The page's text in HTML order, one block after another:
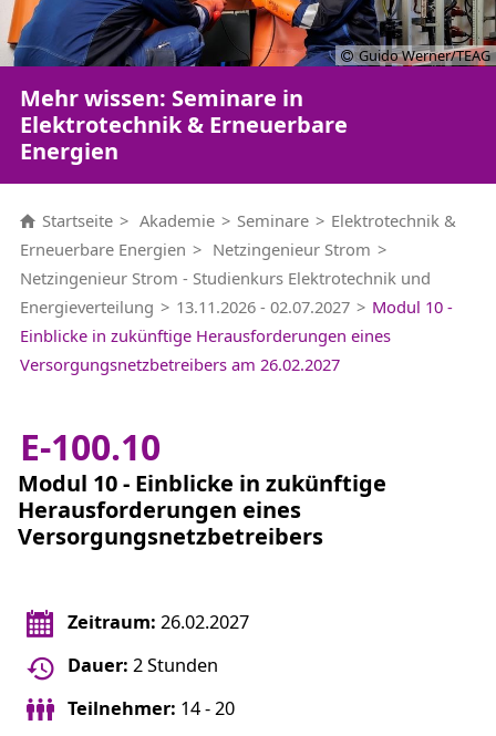
Guido Werner/TEAG
Mehr wissen: Seminare in
Elektrotechnik & Erneuerbare
Energien
Startseite Akademie Seminare
Elektrotechnik &
Erneuerbare Energien
Netzingenieur Strom
Netzingenieur Strom - Studienkurs Elektrotechnik und
Energieverteilung
13.11.2026 - 02.07.2027
Modul 10 -
Einblicke in zukünftige Herausforderungen eines
Versorgungsnetzbetreibers am 26.02.2027
E-100.10
Modul 10 - Einblicke in zukünftige
Herausforderungen eines
Versorgungsnetzbetreibers
Zeitraum: 26.02.2027
Dauer: 2 Stunden
Teilnehmer: 14 - 20